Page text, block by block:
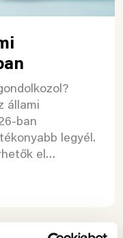
állami
ban
legyél.
el…